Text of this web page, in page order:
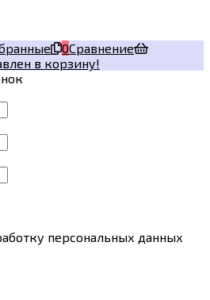
0Сравнение
в корзину!
персональных данных